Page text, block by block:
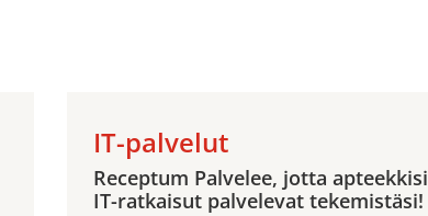
IT-palvelut
Receptum Palvelee, jotta apteekkisi
IT-ratkaisut palvelevat tekemistäsi!